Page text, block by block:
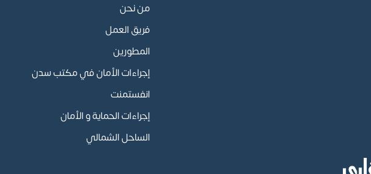
من نحن
فريق العمل
المطورين
إجراءات الأمان في مكتب سدن
انفستمنت
إجراءات الحماية و الأمان
الساحل الشمالي